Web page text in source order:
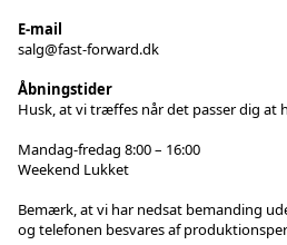
E-mail
salg@fast-forward.dk
Åbningstider
Husk, at vi træffes når det passer dig at
Mandag-fredag 8:00 – 16:00
Weekend Lukket
Bemærk, at vi har nedsat bemanding
og telefonen besvares af